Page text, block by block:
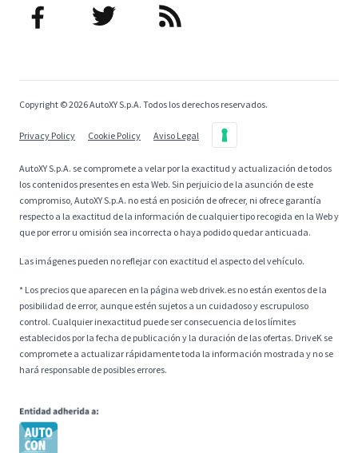
Copyright © 2026 AutoXY S.p.A. Todos los derechos reservados.
Privacy Policy Cookie Policy Aviso Legal
AutoXY S.p.A. se compromete a velar por la exactitud y actualización de todos
los contenidos presentes en esta Web. Sin perjuicio de la asunción de este
compromiso, AutoXY S.p.A. no está en posición de ofrecer, ni ofrece garantía
respecto a la exactitud de la información de cualquier tipo recogida en la Web y
que por error u omisión sea incorrecta o haya podido quedar anticuada.
Las imágenes pueden no reflejar con exactitud el aspecto del vehículo.
* Los precios que aparecen en la página web drivek.es no están exentos de la
posibilidad de error, aunque estén sujetos a un cuidadoso y escrupuloso
control. Cualquier inexactitud puede ser consecuencia de los límites
establecidos por la fecha de publicación y la duración de las ofertas. DriveK se
compromete a actualizar rápidamente toda la información mostrada y no se
hará responsable de posibles errores.